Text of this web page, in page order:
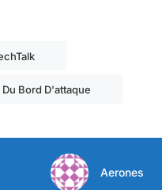
Du Bord D'attaque
Aerones